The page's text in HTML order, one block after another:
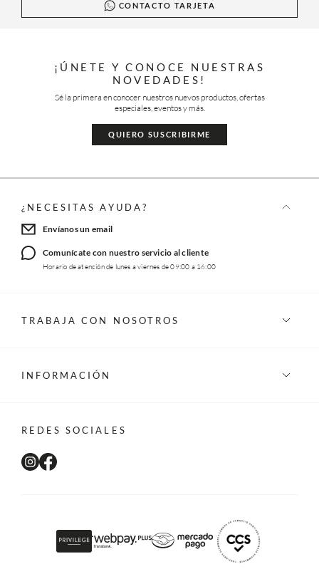
CONTACTO TARJETA
¡ÚNETE Y CONOCE NUESTRAS
NOVEDADES!
Sé la primera en conocer nuestros nuevos productos, ofertas
especiales, eventos y más.
QUIERO SUSCRIBIRME
¿NECESITAS AYUDA?
Envíanos un email
Comunícate con nuestro servicio al cliente
Horario de atención de lunes a viernes de 09:00 a 16:00
TRABAJA CON NOSOTROS
INFORMACIÓN
REDES SOCIALES